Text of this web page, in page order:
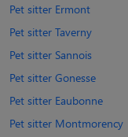
Pet sitter Ermont
Pet sitter Taverny
Pet sitter Sannois
Pet sitter Gonesse
Pet sitter Eaubonne
Pet sitter Montmorency